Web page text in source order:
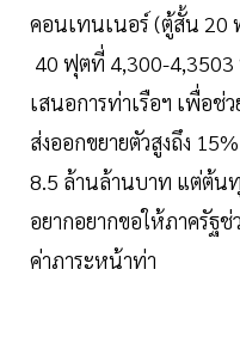
คอนเทนเนอร์ (ตู้สั้น 20
40 ฟุตที่ 4,300-4,3503
เสนอการท่าเรือฯ เพื่อช่
ส่งออกขยายตัวสูงถึง
8.5 ล้านล้านบาท แต่ต้น
อยากอยากขอให้ภาครัฐ
ค่าภาระหน้าท่า